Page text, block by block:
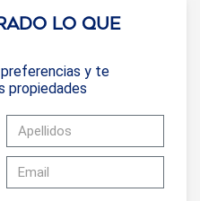
lo que
y te
propiedades